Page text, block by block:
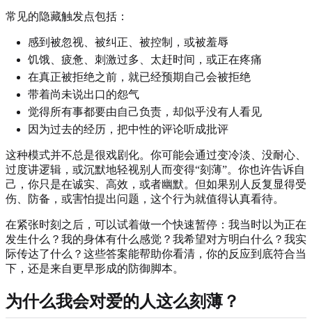
常见的隐藏触发点包括：
感到被忽视、被纠正、被控制，或被羞辱
饥饿、疲惫、刺激过多、太赶时间，或正在疼痛
在真正被拒绝之前，就已经预期自己会被拒绝
带着尚未说出口的怨气
觉得所有事都要由自己负责，却似乎没有人看见
因为过去的经历，把中性的评论听成批评
这种模式并不总是很戏剧化。你可能会通过变冷淡、没耐心、
过度讲逻辑，或沉默地轻视别人而变得“刻薄”。你也许告诉自
己，你只是在诚实、高效，或者幽默。但如果别人反复显得受
伤、防备，或害怕提出问题，这个行为就值得认真看待。
在紧张时刻之后，可以试着做一个快速暂停：我当时以为正在
发生什么？我的身体有什么感觉？我希望对方明白什么？我实
际传达了什么？这些答案能帮助你看清，你的反应到底符合当
下，还是来自更早形成的防御脚本。
为什么我会对爱的人这么刻薄？